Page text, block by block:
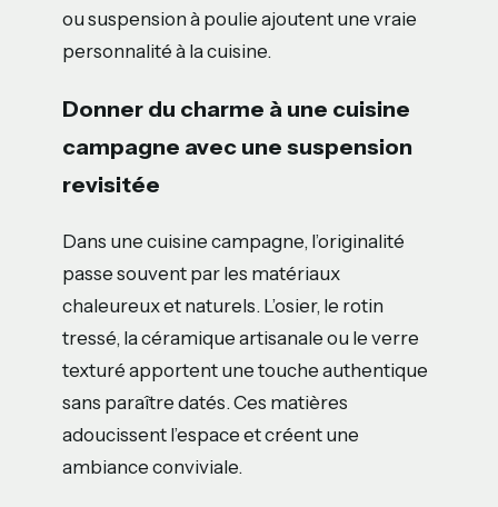
ou suspension à poulie ajoutent une vraie
personnalité à la cuisine.
Donner du charme à une cuisine
campagne avec une suspension
revisitée
Dans une cuisine campagne, l’originalité
passe souvent par les matériaux
chaleureux et naturels. L’osier, le rotin
tressé, la céramique artisanale ou le verre
texturé apportent une touche authentique
sans paraître datés. Ces matières
adoucissent l’espace et créent une
ambiance conviviale.